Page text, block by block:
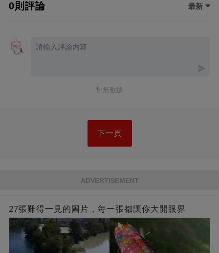
0則評論 最新
暫無數據
下一頁
ADVERTISEMENT
27張難得一見的圖片，每一張都讓你大開眼界